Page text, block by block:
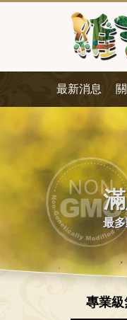
最新消息
最
專業